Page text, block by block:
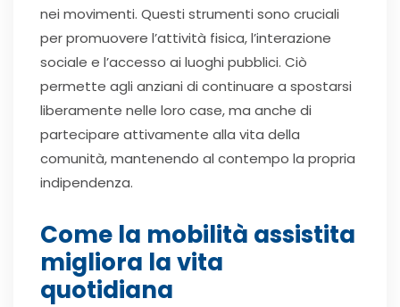
nei movimenti. Questi strumenti sono cruciali
per promuovere l’attività fisica, l’interazione
sociale e l’accesso ai luoghi pubblici. Ciò
permette agli anziani di continuare a spostarsi
liberamente nelle loro case, ma anche di
partecipare attivamente alla vita della
comunità, mantenendo al contempo la propria
indipendenza.
Come la mobilità assistita
migliora la vita
quotidiana